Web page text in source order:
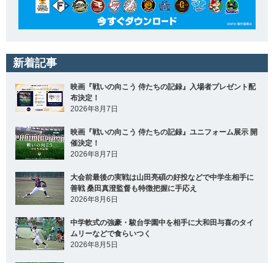
新着記事
映画『戦いの向こう 侍たちの記録』入場者プレゼント配
布決定！
2026年8月7日
映画『戦いの向こう 侍たちの記録』ユニフォーム展示 開
催決定！
2026年8月7日
大会前最後の実戦は山田亮碩の好投などで中学生相手に
善戦 桑田真澄監督も特徴把握に手応え
2026年8月6日
中学軟式の強豪・駿台学園中を相手に大和田与喜のタイ
ムリーなどで食らいつく
2026年8月5日